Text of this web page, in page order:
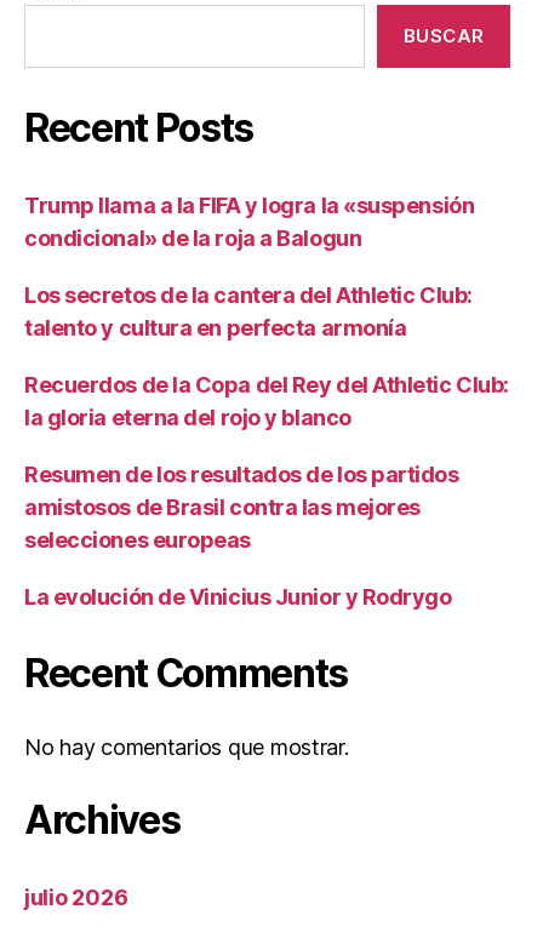
BUSCAR
Recent Posts
Trump llama a la FIFA y logra la «suspensión
condicional» de la roja a Balogun
Los secretos de la cantera del Athletic Club:
talento y cultura en perfecta armonía
Recuerdos de la Copa del Rey del Athletic Club:
la gloria eterna del rojo y blanco
Resumen de los resultados de los partidos
amistosos de Brasil contra las mejores
selecciones europeas
La evolución de Vinicius Junior y Rodrygo
Recent Comments
No hay comentarios que mostrar.
Archives
julio 2026